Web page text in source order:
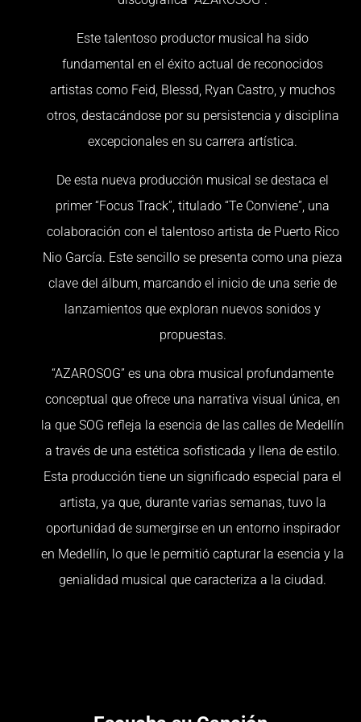
Este talentoso productor musical ha sido
fundamental en el éxito actual de reconocidos
artistas como Feid, Blessd, Ryan Castro, y muchos
otros, destacándose por su persistencia y disciplina
excepcionales en su carrera artística.
De esta nueva producción musical se destaca el
primer “Focus Track”, titulado “Te Conviene”, una
colaboración con el talentoso artista de Puerto Rico
Nio García. Este sencillo se presenta como una pieza
clave del álbum, marcando el inicio de una serie de
lanzamientos que exploran nuevos sonidos y
propuestas.
“AZAROSOG” es una obra musical profundamente
conceptual que ofrece una narrativa visual única, en
la que SOG refleja la esencia de las calles de Medellín
a través de una estética sofisticada y llena de estilo.
Esta producción tiene un significado especial para el
artista, ya que, durante varias semanas, tuvo la
oportunidad de sumergirse en un entorno inspirador
en Medellín, lo que le permitió capturar la esencia y la
genialidad musical que caracteriza a la ciudad.